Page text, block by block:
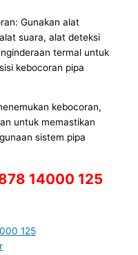
Gunakan alat
suara, alat deteksi
termal untuk
kebocoran pipa
kebocoran,
untuk memastikan
sistem pipa
14000 125
125